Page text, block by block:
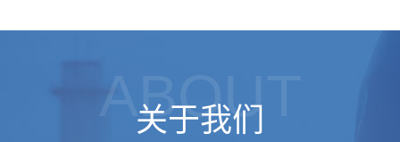
关于我们
ABOUT